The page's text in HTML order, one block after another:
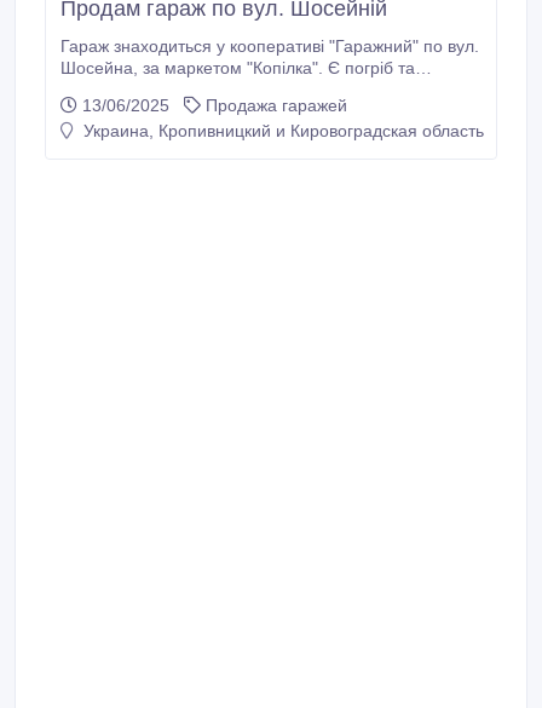
Продам гараж по вул. Шосейній
Гараж знаходиться у кооперативi "Гаражний" по вул.
Шосейна, за маркетом "Копiлка". Є погрiб та
знаю, але двері машини з обох сторін відчиняються
вільно і є місце для проходу. Є також світло. Боргів
13/06/2025
Продажа гаражей
Украина, Кропивницкий и Кировоградская область